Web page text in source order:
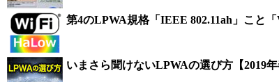
第4のLPWA規格「IEEE 802.11ah」こと
いまさら聞けないLPWAの選び方【2019年